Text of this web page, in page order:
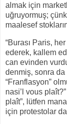
almak için
uğruyormuş;
maalesef
“Burası Paris,
ederek, kallem
can evinden
denmiş, sonra
“Franflasyon”
nasi’l vous
plaît”, lütfen
için protestolar